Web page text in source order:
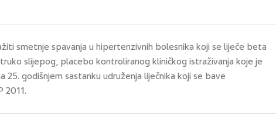
smetnje spavanja u hipertenzivnih bolesnika koji se liječe beta
slijepog, placebo kontroliranog kliničkog istraživanja koje je
25. godišnjem sastanku udruženja liječnika koji se bave
2011.